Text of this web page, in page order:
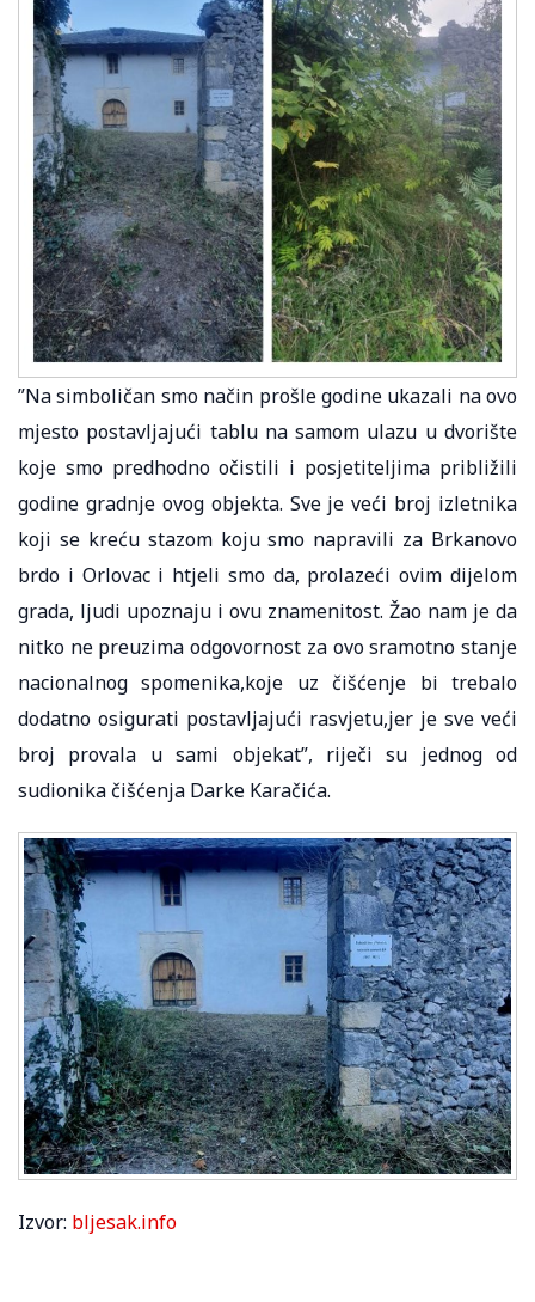
”Na simboličan smo način prošle godine ukazali na ovo
mjesto postavljajući tablu na samom ulazu u dvorište
koje smo predhodno očistili i posjetiteljima približili
godine gradnje ovog objekta. Sve je veći broj izletnika
koji se kreću stazom koju smo napravili za Brkanovo
brdo i Orlovac i htjeli smo da, prolazeći ovim dijelom
grada, ljudi upoznaju i ovu znamenitost. Žao nam je da
nitko ne preuzima odgovornost za ovo sramotno stanje
nacionalnog spomenika,koje uz čišćenje bi trebalo
dodatno osigurati postavljajući rasvjetu,jer je sve veći
broj provala u sami objekat”, riječi su jednog od
sudionika čišćenja Darke Karačića.
Izvor: bljesak.info